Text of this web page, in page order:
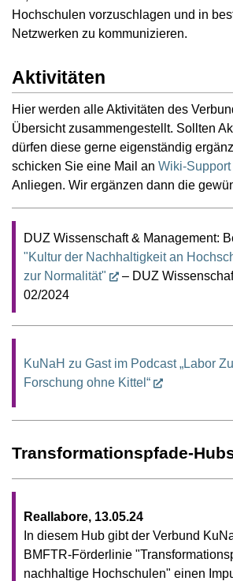
Hochschulen vorzuschlagen und in
Netzwerken zu kommunizieren.
Aktivitäten
Hier werden alle Aktivitäten des
Übersicht zusammengestellt. Sollten
dürfen diese gerne eigenständig
schicken Sie eine Mail an Wiki-Support
Anliegen. Wir ergänzen dann die
DUZ Wissenschaft & Management:
"Kultur der Nachhaltigkeit an
zur Normalität"
– DUZ
02/2024
KuNaH zu Gast im Podcast „Labor
Forschung ohne Kittel“
Transformationspfade-
Reallabore, 13.05.24
In diesem Hub gibt der Verbund
BMFTR-Förderlinie
nachhaltige Hochschulen" einen